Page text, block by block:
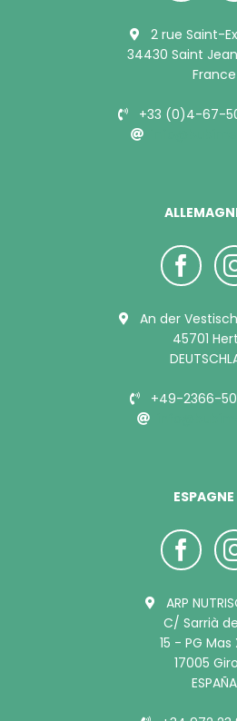
2 rue Saint-
34430 Saint Jean
France
+33 (0)4-67-
An der
45701
+49-2366-
ESPAGNE
ARP
C/ Sarrià
15 - PG Mas
17005
ESPAÑA